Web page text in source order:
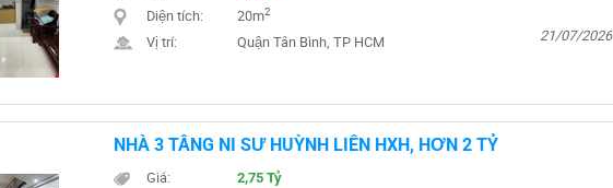
Diện tích: 20m2
Vị trí: Quận Tân Bình, TP HCM 21/07/2026
NHÀ 3 TẦNG NI SƯ HUỲNH LIÊN HXH, HƠN 2 TỶ
Giá: 2,75 Tỷ